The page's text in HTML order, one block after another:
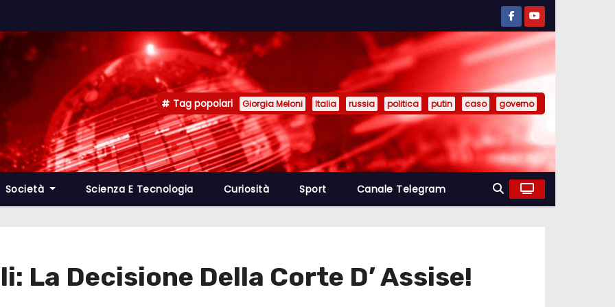
Tag popolari Giorgia Meloni Italia russia politica putin caso governo
Società Scienza E Tecnologia Curiosità Sport Canale Telegram
La Decisione Della Corte D’ Assise!